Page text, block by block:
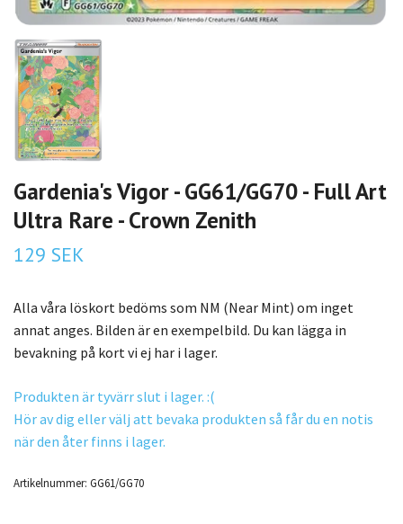
Gardenia's Vigor - GG61/GG70 - Full Art
Ultra Rare - Crown Zenith
129 SEK
Alla våra löskort bedöms som NM (Near Mint) om inget
annat anges. Bilden är en exempelbild. Du kan lägga in
bevakning på kort vi ej har i lager.
Produkten är tyvärr slut i lager. :(
Hör av dig eller välj att bevaka produkten så får du en notis
när den åter finns i lager.
Artikelnummer: GG61/GG70